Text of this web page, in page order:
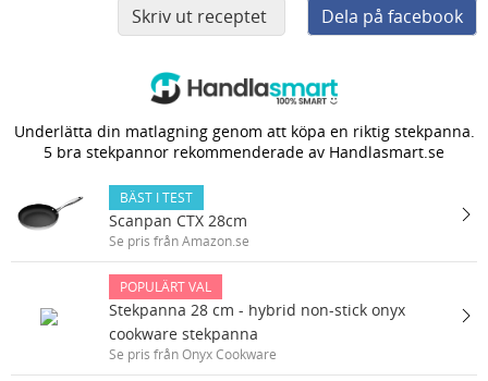
Skriv ut receptet Dela på facebook
Underlätta din matlagning genom att köpa en riktig stekpanna.
5 bra stekpannor rekommenderade av Handlasmart.se
BÄST I TEST
Scanpan CTX 28cm
Se pris från Amazon.se
POPULÄRT VAL
Stekpanna 28 cm - hybrid non-stick onyx
cookware stekpanna
Se pris från Onyx Cookware